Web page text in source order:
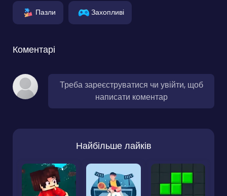
Пазли Захопливі
Коментарі
Треба зареєструватися чи увійти, щоб
написати коментар
Найбільше лайків